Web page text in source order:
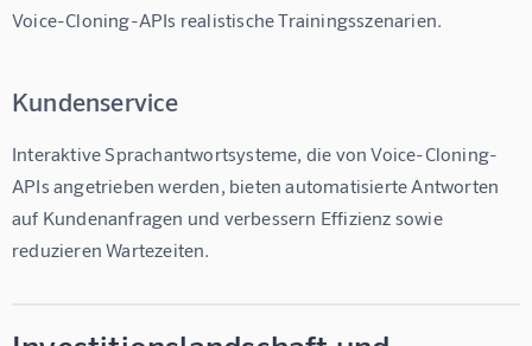
Voice-Cloning-APIs realistische Trainingsszenarien.
Kundenservice
Interaktive Sprachantwortsysteme, die von Voice-Cloning-
APIs angetrieben werden, bieten automatisierte Antworten
auf Kundenanfragen und verbessern Effizienz sowie
reduzieren Wartezeiten.